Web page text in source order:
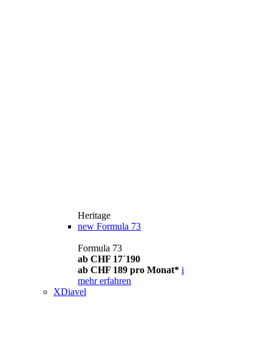
Heritage
new Formula 73
Formula 73
ab CHF 17´190
ab CHF 189 pro Monat* i
mehr erfahren
XDiavel